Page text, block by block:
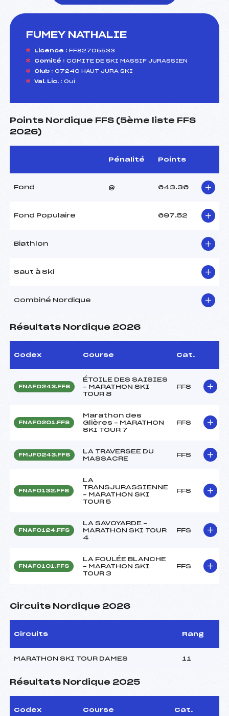
FUMEY NATHALIE
Licence : FFS2705533
Comité : COMITE DE SKI MASSIF JURASSIEN
Club : 07240 HAUT JURA SKI
Val. Lic. : Oui
Points Nordique FFS (5ème liste FFS
2026)
Pénalité Points
Fond @ 643.36
Fond Populaire 697.52
Biathlon
Saut à Ski
Combiné Nordique
Résultats Nordique 2026
Codex Course Cat.
FNAF0243.FFS
ÉTOILE DES SAISIES
– MARATHON SKI
TOUR 8
FFS
FNAF0201.FFS
Marathon des
Glières – MARATHON
SKI TOUR 7
FFS
FMJF0243.FFS
LA TRAVERSEE DU
MASSACRE
FFS
FNAF0132.FFS
LA
TRANSJURASSIENNE
– MARATHON SKI
TOUR 5
FFS
FNAF0124.FFS
LA SAVOYARDE –
MARATHON SKI TOUR
4
FFS
FNAF0101.FFS
LA FOULÉE BLANCHE
– MARATHON SKI
TOUR 3
FFS
Circuits Nordique 2026
Circuits Rang
MARATHON SKI TOUR DAMES 11
Résultats Nordique 2025
Codex Course Cat.